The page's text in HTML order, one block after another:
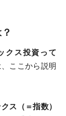
クス投資って
ここから説明
ス（＝指数）